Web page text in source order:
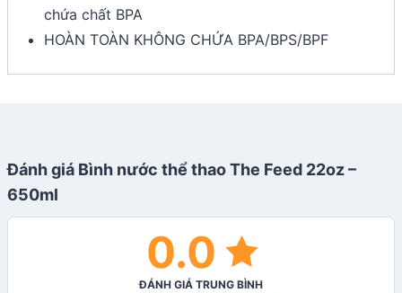
chứa chất BPA
HOÀN TOÀN KHÔNG CHỨA BPA/BPS/BPF
Đánh giá Bình nước thể thao The Feed 22oz –
650ml
0.0
ĐÁNH GIÁ TRUNG BÌNH